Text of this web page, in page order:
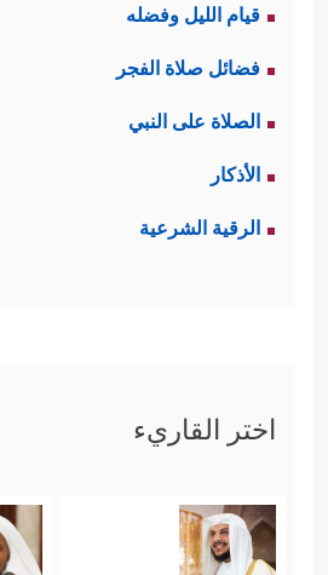
قيام الليل وفضله
فضائل صلاة الفجر
الصلاة على النبي
الأذكار
الرقية الشرعية
اختر القاريء